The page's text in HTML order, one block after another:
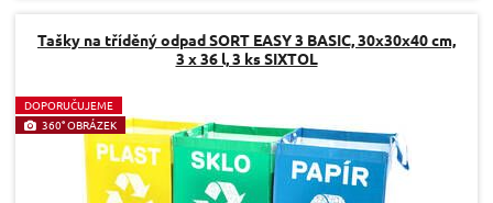
Tašky na tříděný odpad SORT EASY 3 BASIC, 30x30x40 cm,
3 x 36 l, 3 ks SIXTOL
DOPORUČUJEME
360° OBRÁZEK